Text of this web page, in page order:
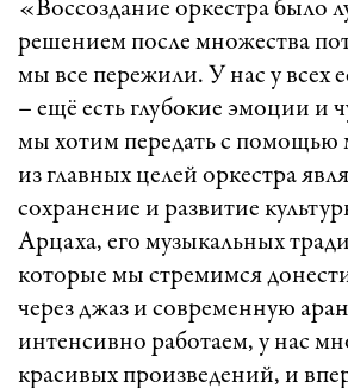
«Воссоздание оркестра было
решением после множества
мы все пережили. У нас у всех
– ещё есть глубокие эмоции и
мы хотим передать с
из главных целей оркестра
сохранение и развитие
Арцаха, его музыкальных
которые мы стремимся
через джаз и современную
интенсивно работаем, у нас
красивых произведений, и